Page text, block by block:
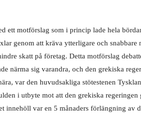
ett motförslag som i princip lade hela
genom att kräva ytterligare och snabbare
skatt på företag. Detta motförslag
närma sig varandra, och den grekiska
var den huvudsakliga stötestenen
i utbyte mot att den grekiska regeringen
innehöll var en 5 månaders förlängning av